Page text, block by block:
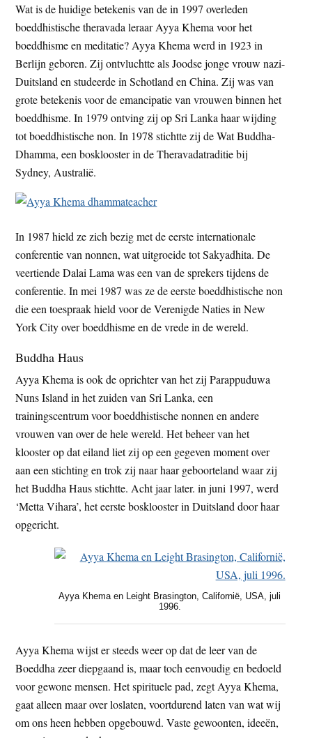
Wat is de huidige betekenis van de in 1997 overleden
boeddhistische theravada leraar Ayya Khema voor het
boeddhisme en meditatie? Ayya Khema werd in 1923 in
Berlijn geboren. Zij ontvluchtte als Joodse jonge vrouw nazi-
Duitsland en studeerde in Schotland en China. Zij was van
grote betekenis voor de emancipatie van vrouwen binnen het
boeddhisme. In 1979 ontving zij op Sri Lanka haar wijding
tot boeddhistische non. In 1978 stichtte zij de Wat Buddha-
Dhamma, een bosklooster in de Theravadatraditie bij
Sydney, Australië.
In 1987 hield ze zich bezig met de eerste internationale
conferentie van nonnen, wat uitgroeide tot Sakyadhita. De
veertiende Dalai Lama was een van de sprekers tijdens de
conferentie. In mei 1987 was ze de eerste boeddhistische non
die een toespraak hield voor de Verenigde Naties in New
York City over boeddhisme en de vrede in de wereld.
Buddha Haus
Ayya Khema is ook de oprichter van het zij Parappuduwa
Nuns Island in het zuiden van Sri Lanka, een
trainingscentrum voor boeddhistische nonnen en andere
vrouwen van over de hele wereld. Het beheer van het
klooster op dat eiland liet zij op een gegeven moment over
aan een stichting en trok zij naar haar geboorteland waar zij
het Buddha Haus stichtte. Acht jaar later. in juni 1997, werd
‘Metta Vihara’, het eerste bosklooster in Duitsland door haar
opgericht.
Ayya Khema en Leight Brasington, Californië, USA, juli
1996.
Ayya Khema wijst er steeds weer op dat de leer van de
Boeddha zeer diepgaand is, maar toch eenvoudig en bedoeld
voor gewone mensen. Het spirituele pad, zegt Ayya Khema,
gaat alleen maar over loslaten, voortdurend laten van wat wij
om ons heen hebben opgebouwd. Vaste gewoonten, ideeën,